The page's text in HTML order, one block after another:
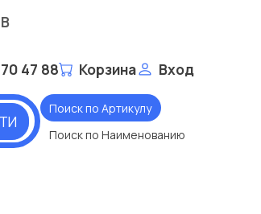
47 88 Корзина Вход
Поиск по Артикулу
Поиск по Наименованию